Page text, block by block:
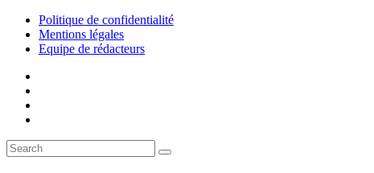
Politique de confidentialité
Mentions légales
Equipe de rédacteurs